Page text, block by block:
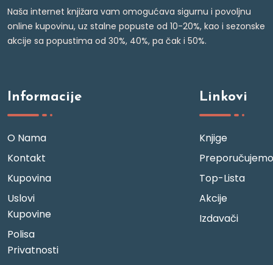
Naša internet knjižara vam omogućava sigurnu i povoljnu
online kupovinu, uz stalne popuste od 10-20%, kao i sezonske
akcije sa popustima od 30%, 40%, pa čak i 50%.
Informacije
O Nama
Kontakt
Kupovina
Uslovi
Kupovine
Polisa
Privatnosti
Linkovi
Knjige
Preporučujemo
Top-Lista
Akcije
Izdavači